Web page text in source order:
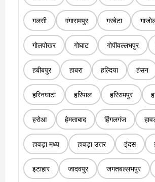
गलसी गंगारामपुर गरबेटा
गोलपोखर गोघाट गोपीवल्लभपुर
हबीबपुर हाबरा हल्दिया हंसन
हरिनघाटा हरिपाल हरिरामपुर
हरोआ हेमताबाद हिंगलगंज
हावड़ा मध्य हावड़ा उत्तर इंदस
इटाहार जादवपुर जगतबल्लभपुर